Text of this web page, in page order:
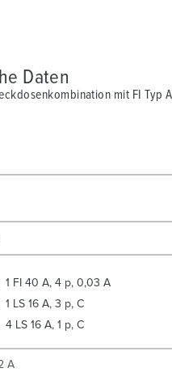
Daten
mit FI Typ
1 FI 40 A, 4 p, 0,03 A
1 LS 16 A, 3 p, C
4 LS 16 A, 1 p, C
A